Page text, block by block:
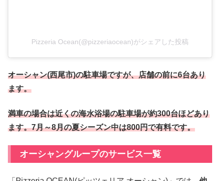
Pizzeria Ocean(@pizzeriaocean)がシェアした投稿
オーシャン(西尾市)の駐車場ですが、店舗の前に6台あり
ます。
満車の場合は近くの海水浴場の駐車場が約300台ほどあり
ます。7月～8月の夏シーズン中は800円で有料です。
オーシャングループのサービス一覧